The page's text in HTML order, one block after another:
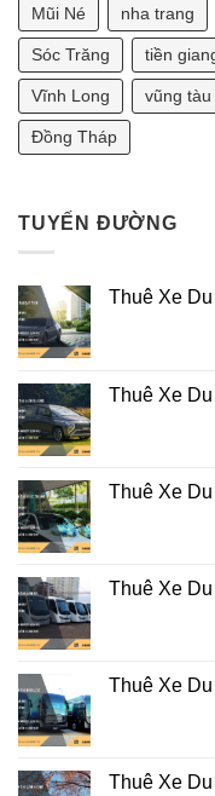
Phong
Thủy
2025]
Mũi Né nha trang
Sóc Trăng tiền
Vĩnh Long vũng tàu
Đồng Tháp
TUYẾN ĐƯỜNG
Thuê Xe
Thuê Xe
Thuê Xe
Thuê Xe
Thuê Xe
Thuê Xe